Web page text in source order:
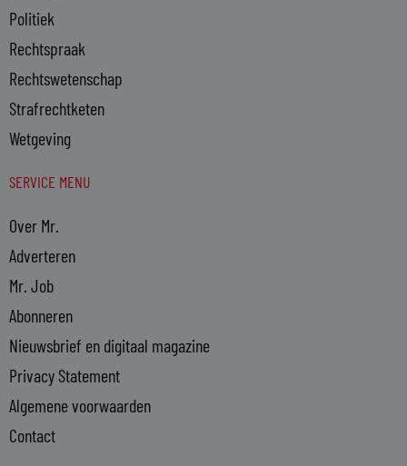
Politiek
Rechtspraak
Rechtswetenschap
Strafrechtketen
Wetgeving
SERVICE MENU
Over Mr.
Adverteren
Mr. Job
Abonneren
Nieuwsbrief en digitaal magazine
Privacy Statement
Algemene voorwaarden
Contact